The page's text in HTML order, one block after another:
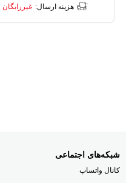
هزینه ارسال: غیررایگان
شبکه‌های اجتماعی
کانال واتساپ